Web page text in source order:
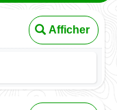
Afficher